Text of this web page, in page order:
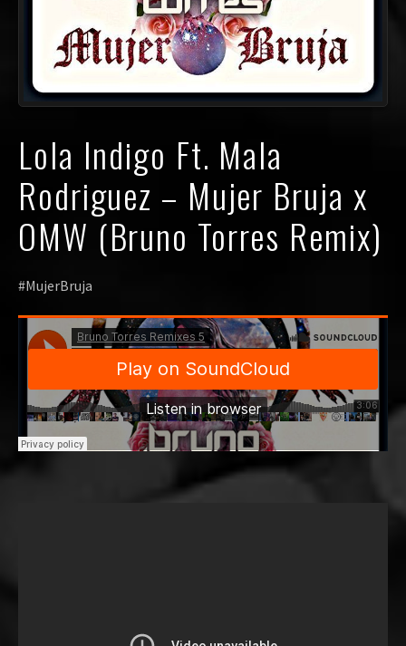
Lola Indigo Ft. Mala
Rodriguez – Mujer Bruja x
OMW (Bruno Torres Remix)
#MujerBruja